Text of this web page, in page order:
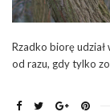
Rzadko biorę udział
od razu, gdy tylko